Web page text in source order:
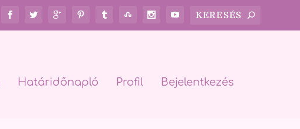
Határidőnapló Profil Bejelentkezés